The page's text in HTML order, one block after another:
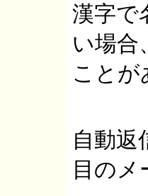
漢字で
い場合
ことが
自動返
目の